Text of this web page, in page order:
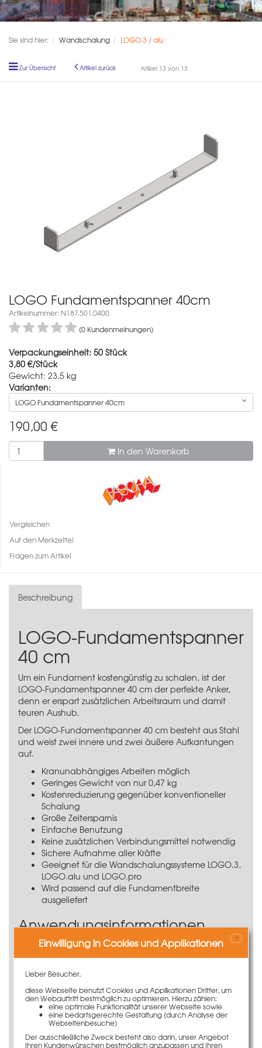
Sie sind hier: Wandschalung LOGO.3 / alu
Zur Übersicht Artikel zurück Artikel 13 von 13
LOGO Fundamentspanner 40cm
Artikelnummer: N187.501.0400
(0 Kundenmeinungen)
Verpackungseinheit: 50 Stück
3,80 €/Stück
Gewicht: 23.5 kg
Varianten:
LOGO Fundamentspanner 40cm
190,00 €
In den Warenkorb
Vergleichen
Auf den Merkzettel
Fragen zum Artikel
Beschreibung
LOGO-Fundamentspanner
40 cm
Um ein Fundament kostengünstig zu schalen, ist der
LOGO-Fundamentspanner 40 cm der perfekte Anker,
denn er erspart zusätzlichen Arbeitsraum und damit
teuren Aushub.
Der LOGO-Fundamentspanner 40 cm besteht aus Stahl
und weist zwei innere und zwei äußere Aufkantungen
auf.
Kranunabhängiges Arbeiten möglich
Geringes Gewicht von nur 0,47 kg
Kostenreduzierung gegenüber konventioneller
Schalung
Große Zeitersparnis
Einfache Benutzung
Keine zusätzlichen Verbindungsmittel notwendig
Sichere Aufnahme aller Kräfte
Geeignet für die Wandschalungssysteme LOGO.3,
LOGO.alu und LOGO.pro
Wird passend auf die Fundamentbreite
ausgeliefert
Anwendungsinformationen
Für das Schalen von Fundamenten können die
Elemente der WandschalungssystemeLOGO.3,
werden. Um die Elemente miteinander auch ohne
Spanngarnitur zu verbinden, kommt der LOGO-
Fundamentspanner 40 cm zum Einsatz.
Das LOGO Schalungselement wird senkrecht mit der
angelegt. Anschließend wird die äußere Aufkantung
Einwilligung in Cookies und Applikationen X
Lieber Besucher,
diese Webseite benutzt Cookies und Applikationen Dritter, um
den Webauftritt bestmöglich zu optimieren. Hierzu zählen:
eine optimale Funktionalität unserer Webseite sowie
eine bedarfsgerechte Gestaltung (durch Analyse der
Webseitenbesuche)
Der ausschließliche Zweck besteht also darin, unser Angebot
Ihren Kundenwünschen bestmöglich anzupassen und Ihren